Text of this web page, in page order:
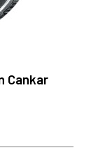
Cankar